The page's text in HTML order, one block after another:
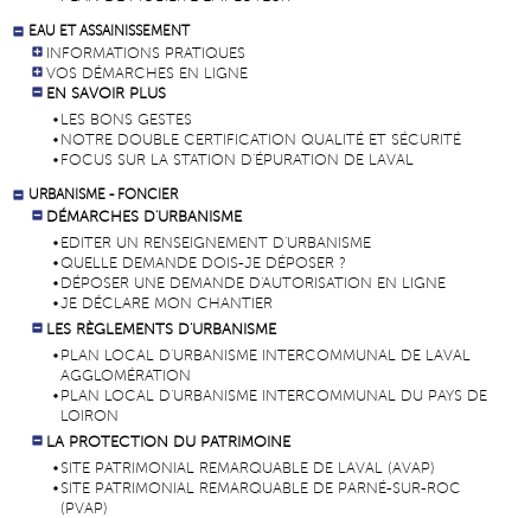
EAU ET ASSAINISSEMENT
INFORMATIONS PRATIQUES
VOS DÉMARCHES EN LIGNE
EN SAVOIR PLUS
LES BONS GESTES
NOTRE DOUBLE CERTIFICATION QUALITÉ ET SÉCURITÉ
FOCUS SUR LA STATION D'ÉPURATION DE LAVAL
URBANISME - FONCIER
DÉMARCHES D'URBANISME
EDITER UN RENSEIGNEMENT D'URBANISME
QUELLE DEMANDE DOIS-JE DÉPOSER ?
DÉPOSER UNE DEMANDE D'AUTORISATION EN LIGNE
JE DÉCLARE MON CHANTIER
LES RÈGLEMENTS D'URBANISME
PLAN LOCAL D'URBANISME INTERCOMMUNAL DE LAVAL
AGGLOMÉRATION
PLAN LOCAL D'URBANISME INTERCOMMUNAL DU PAYS DE
LOIRON
LA PROTECTION DU PATRIMOINE
SITE PATRIMONIAL REMARQUABLE DE LAVAL (AVAP)
SITE PATRIMONIAL REMARQUABLE DE PARNÉ-SUR-ROC
(PVAP)